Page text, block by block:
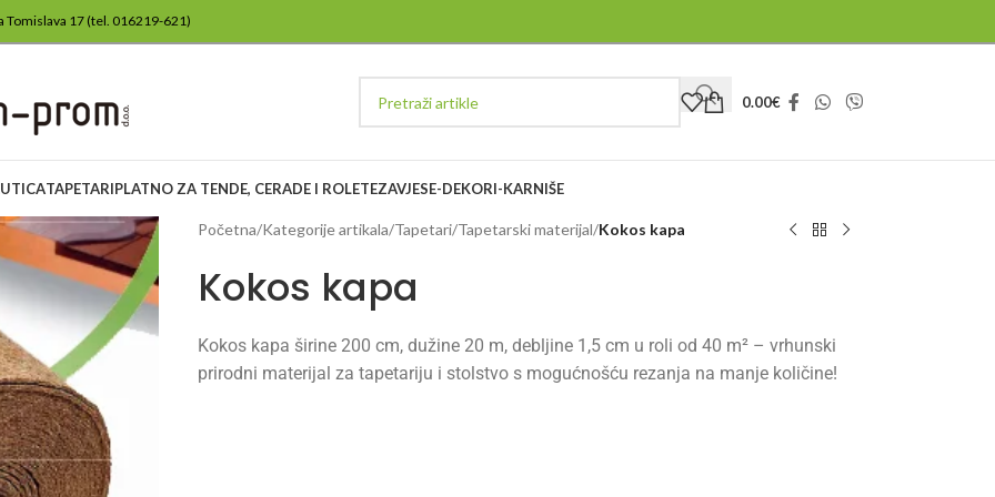
Tomislava 17 (tel. 016219-621)
0.00€
TAPETARIPLATNO ZA TENDE, CERADE I ROLETEZAVJESE-DEKORI-KARNIŠE
Početna/Kategorije artikala/Tapetari/Tapetarski materijal/Kokos kapa
Kokos kapa
Kokos kapa širine 200 cm, dužine 20 m, debljine 1,5 cm u roli od 40 m² – vrhunski
prirodni materijal za tapetariju i stolstvo s mogućnošću rezanja na manje količine!